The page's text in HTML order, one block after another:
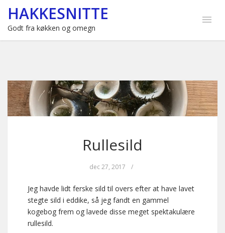
HAKKESNITTE
Godt fra køkken og omegn
Rullesild
dec 27, 2017 /
Jeg havde lidt ferske sild til overs efter at have lavet
stegte sild i eddike, så jeg fandt en gammel
kogebog frem og lavede disse meget spektakulære
rullesild.